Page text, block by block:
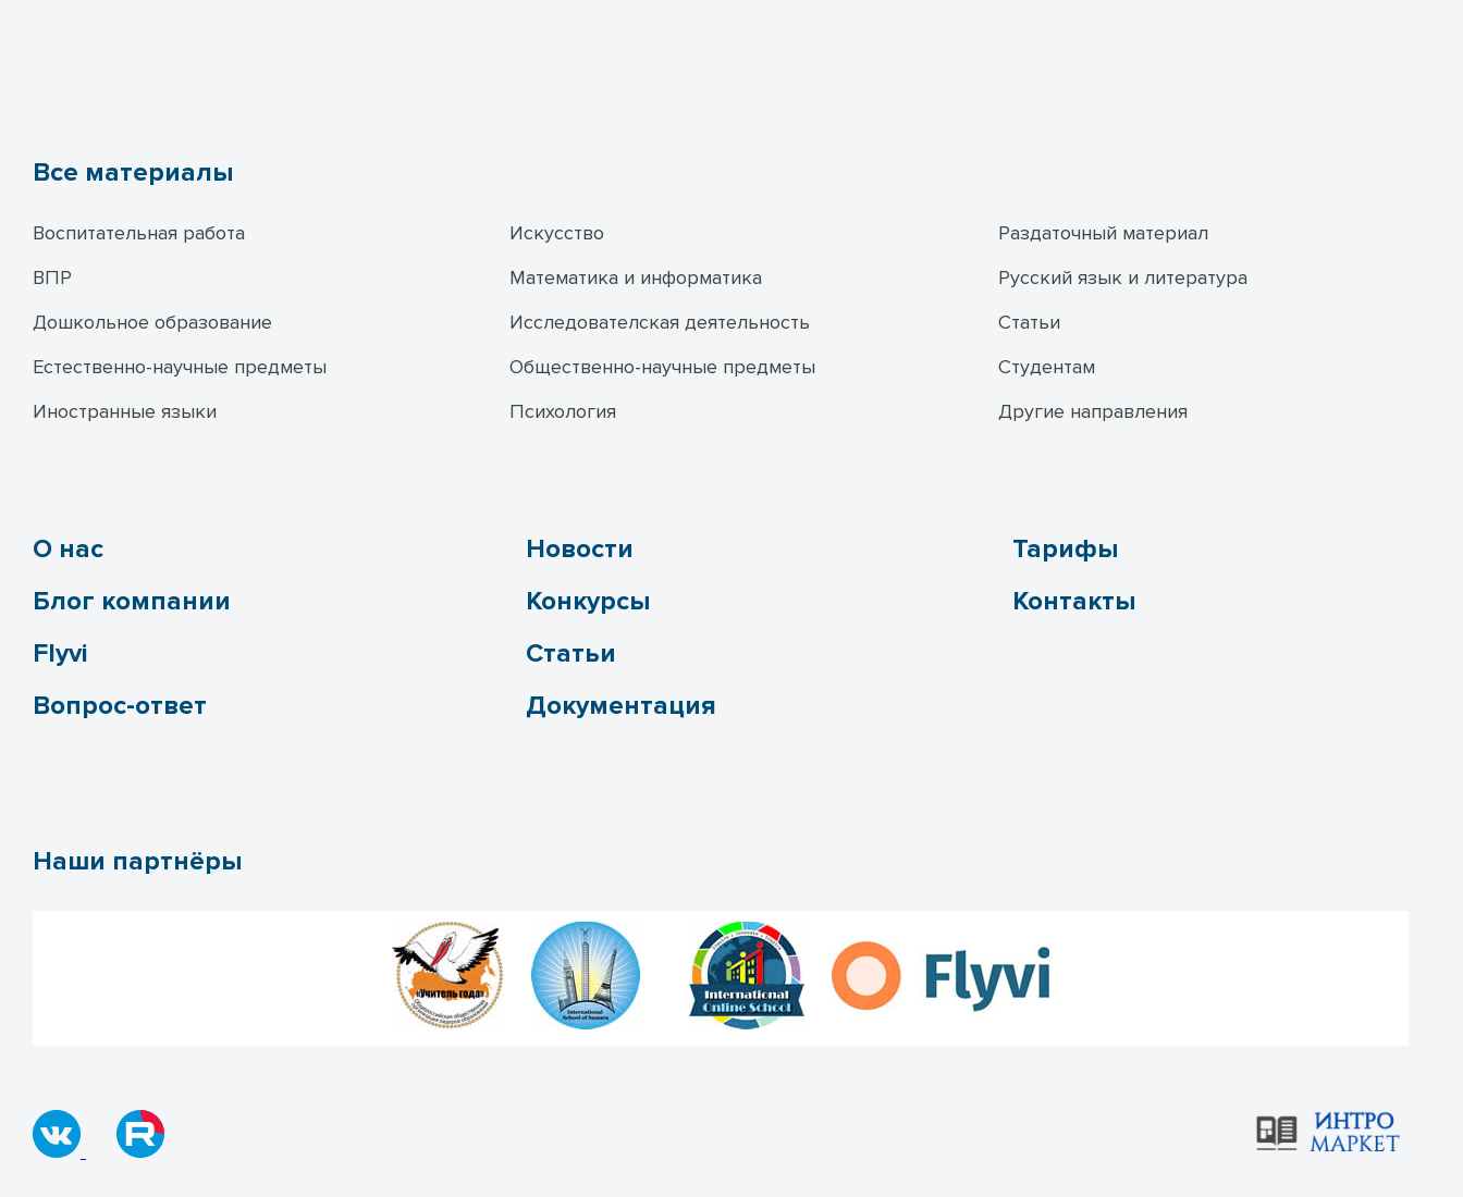
Все материалы
Воспитательная работа
ВПР
Дошкольное образование
Естественно-научные предметы
Иностранные языки
Искусство
Математика и информатика
Исследователская деятельность
Общественно-научные предметы
Психология
Раздаточный материал
Русский язык и литература
Статьи
Студентам
Другие направления
О нас
Блог компании
Flyvi
Вопрос-ответ
Новости
Конкурсы
Статьи
Документация
Тарифы
Контакты
Наши партнёры